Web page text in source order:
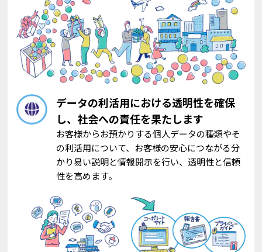
データの利活用における透明性を確保
し、社会への責任を果たします
お客様からお預かりする個人データの種類やそ
の利活用について、お客様の安心につながる分
かり易い説明と情報開示を行い、透明性と信頼
性を高めます。